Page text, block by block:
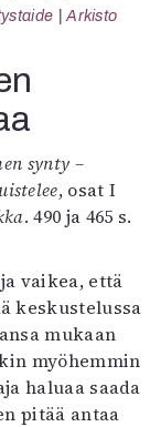
Arkisto
synty –
, osat I
. 490 ja 465 s.
vaikea, että
keskustelussa
mukaan
myöhemmin
haluaa saada
pitää antaa